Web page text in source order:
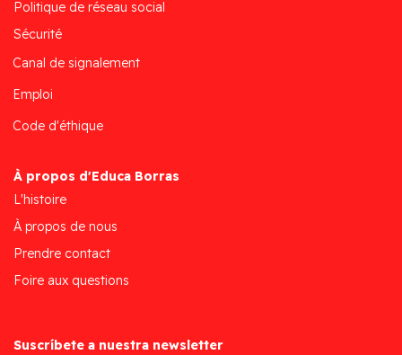
Politique de réseau social
Sécurité
Canal de signalement
Emploi
Code d'éthique
À propos d'Educa Borras
L'histoire
À propos de nous
Prendre contact
Foire aux questions
Suscríbete a nuestra newsletter